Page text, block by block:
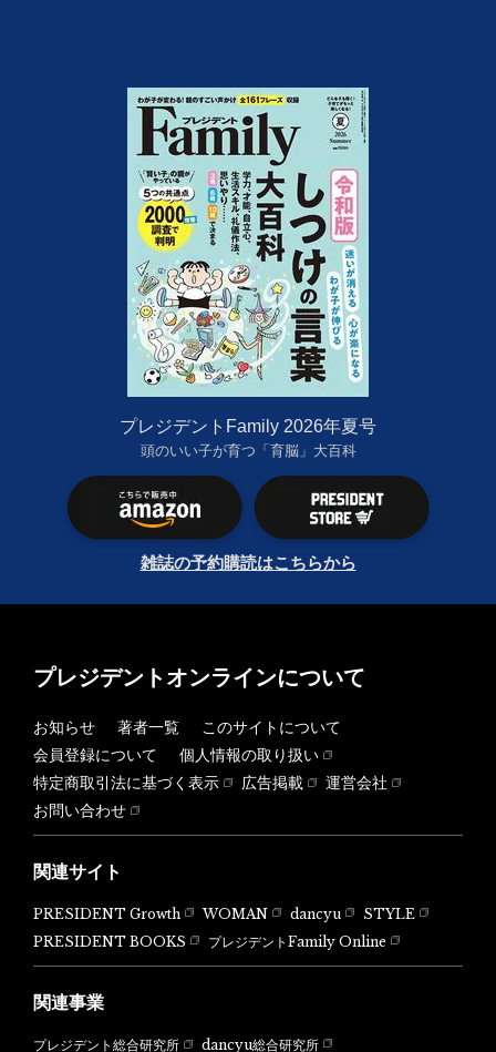
プレジデントFamily 2026年夏号
頭のいい子が育つ「育脳」大百科
雑誌の予約購読はこちらから
プレジデントオンラインについて
お知らせ 著者一覧
このサイトについて
会員登録について
個人情報の取り扱い
特定商取引法に基づく表示
広告掲載
運営会社
お問い合わせ
関連サイト
PRESIDENT Growth WOMAN dancyu
STYLE
PRESIDENT BOOKS
プレジデントFamily Online
関連事業
プレジデント総合研究所 dancyu総合研究所